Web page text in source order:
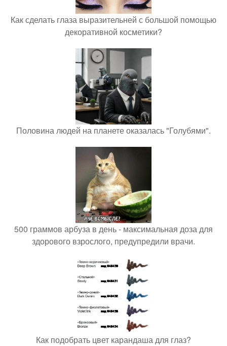
Как сделать глаза выразительней с большой помощью
декоративной косметики?
Половина людей на планете оказалась "Голубями".
500 граммов арбуза в день - максимальная доза для
здорового взрослого, предупредили врачи.
Как подобрать цвет карандаша для глаз?